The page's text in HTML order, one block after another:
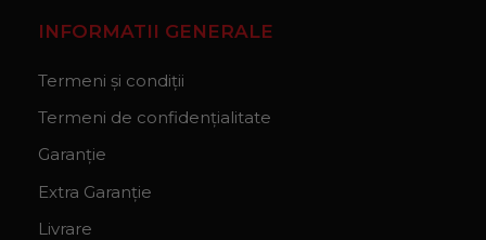
INFORMATII GENERALE
Termeni și condiții
Termeni de confidențialitate
Garanție
Extra Garanție
Livrare